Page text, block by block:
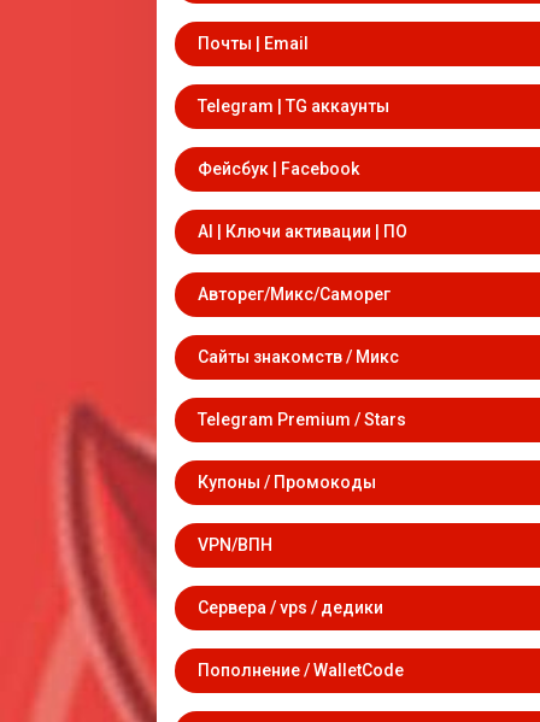
Почты | Email
Telegram | TG аккаунты
Фейсбук | Facebook
AI | Ключи активации | ПО
Авторег/Микс/Саморег
Сайты знакомств / Микс
Telegram Premium / Stars
Купоны / Промокоды
VPN/ВПН
Сервера / vps / дедики
Пополнение / WalletCode